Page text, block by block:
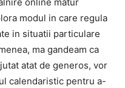
modul in care regula
in situatii particulare
ma gandeam ca
atat de generos, vor
calendaristic pentru a-